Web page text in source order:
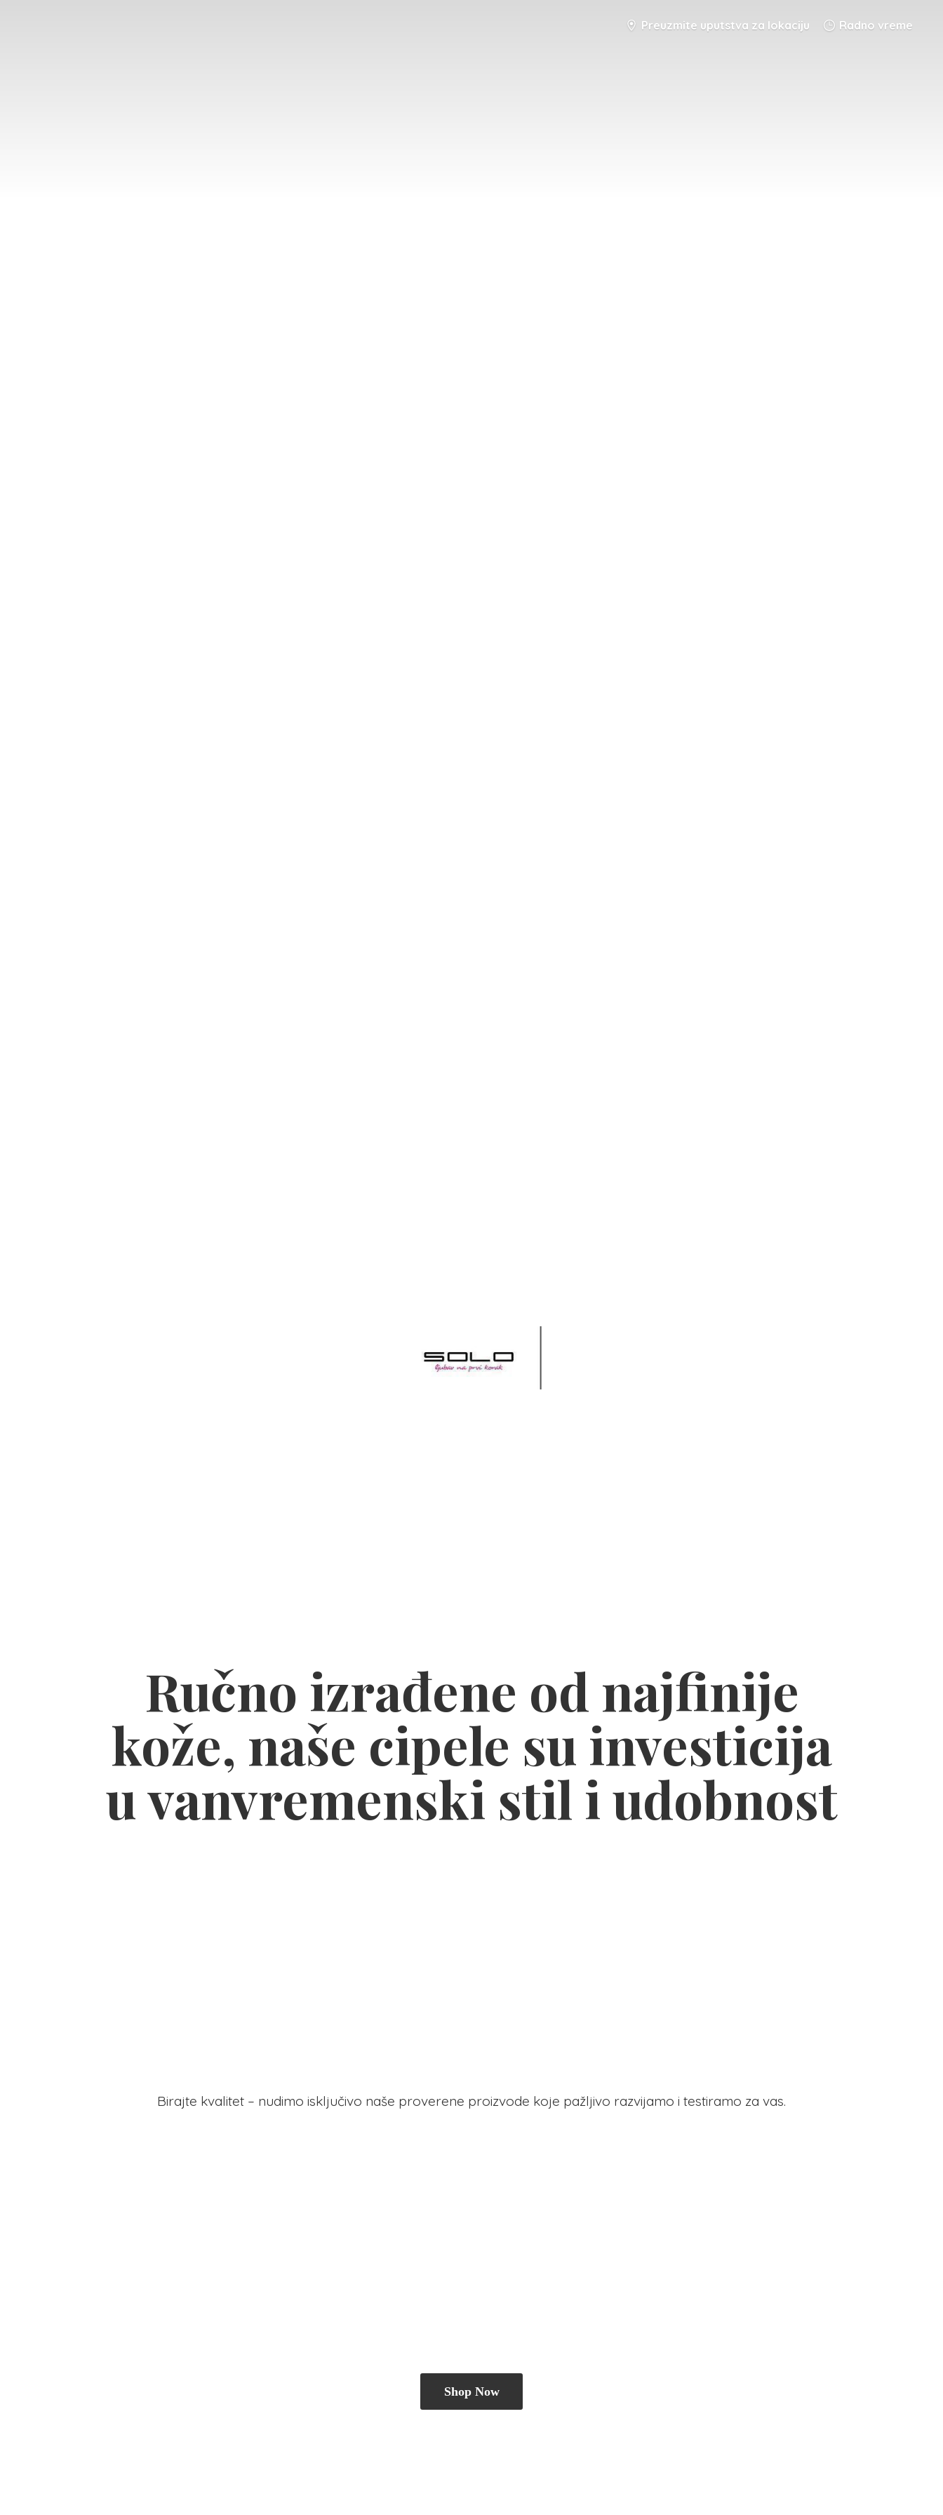
Preuzmite uputstva za lokaciju Radno vreme
Ručno izrađene od najfinije
kože, naše cipele su investicija
u vanvremenski stil i udobnost
Birajte kvalitet – nudimo isključivo naše proverene proizvode koje pažljivo razvijamo i testiramo za vas.
Shop Now